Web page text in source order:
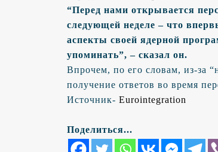
“Перед нами открывается
следующей неделе – что
аспекты своей ядерной
упоминать”, – сказал он.
Впрочем, по его словам, из-за
получение ответов во время
Источник- Eurointegration
Поделиться...